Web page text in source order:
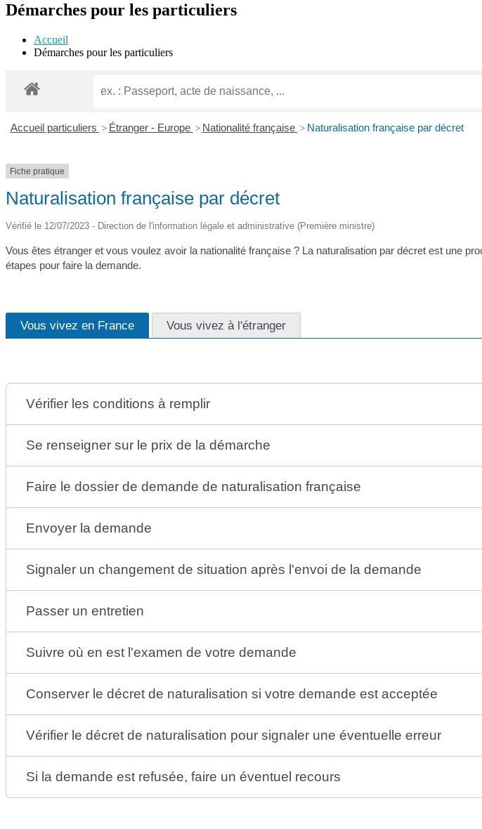
mobiledescktop
Démarches pour les particuliers
Accueil
Démarches pour les particuliers
Accueil particuliers > Étranger - Europe > Nationalité française > Naturalisation française par décret
Fiche pratique
Naturalisation française par décret
Vérifié le 12/07/2023 - Direction de l'information légale et administrative (Première ministre)
Vous êtes étranger et vous voulez avoir la nationalité française ? La naturalisation par décret est une
étapes pour faire la demande.
Vous vivez en France Vous vivez à l'étranger
Vérifier les conditions à remplir
Se renseigner sur le prix de la démarche
Faire le dossier de demande de naturalisation française
Envoyer la demande
Signaler un changement de situation après l'envoi de la demande
Passer un entretien
Suivre où en est l'examen de votre demande
Conserver le décret de naturalisation si votre demande est acceptée
Vérifier le décret de naturalisation pour signaler une éventuelle erreur
Si la demande est refusée, faire un éventuel recours